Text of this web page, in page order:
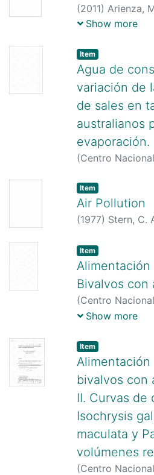
(2011) Arienza,
Andrés E.;
Show more
Item
Agua de
variación de
de sales en
australianos
evaporación.
(Centro
Item
Air Pollution
(1977) Stern, C.
Item
Alimentación
Bivalvos con
(Centro
CONICET,1984
Show more
Item
Alimentación
bivalvos con
II. Curvas de
Isochrysis
maculata y
volúmenes
(Centro